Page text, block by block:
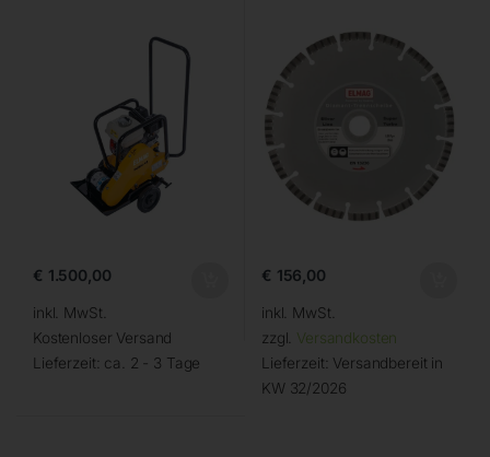
€ 1.500,00
inkl. MwSt.
Kostenloser Versand
Lieferzeit: ca. 2 - 3 Tage
€ 156,00
inkl. MwSt.
zzgl. Versandkosten
Lieferzeit: Versandbereit in
KW 32/2026